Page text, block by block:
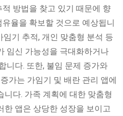
방법을 찾고 있기 때문에 향
율을 확보할 것으로 예상됩니
임기 추적, 개인 맞춤형 분석 등
임신 가능성을 극대화하거나
니다. 또한, 불임 문제 증가와
가는 가임기 및 배란 관리 앱에
다. 가족 계획에 대한 맞춤형
한 앱은 상당한 성장을 보이고